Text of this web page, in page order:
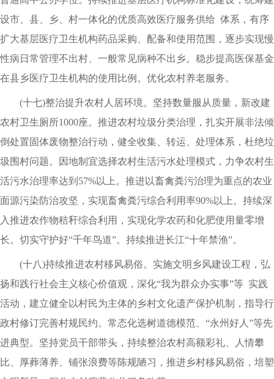
设市、县、乡、村一体化的优质高效医疗服务供给 体系，有序
扩大基层医疗卫生机构药品采购、配备和使用范围，逐步实现慢
性病日常管理不出村、一般常见病种不出乡。稳步提高医保基金
在县乡医疗卫生机构的使用比例。优化农村养老服务。
(十七)整治提升农村人居环境。坚持数量服从质量，新改建
农村卫生厕所1000座。推进农村垃圾分类治理，扎实开展非法倾
倒处置固体废物整治行动，健全收集、转运、处理体系，杜绝垃
圾围村问题。因地制宜选择农村生活污水处理模式，力争农村生
活污水治理率达到57%以上。推进以畜禽粪污治理为重点的农业
面源污染防治攻坚，实现畜禽粪污综合利用率90%以上。持续深
入推进农作物秸秆综合利用，实现化学农药和化肥使用量零增
长。切实守护好“千年鸟道”。持续推进长江“十年禁渔”。
(十八)持续推进农村移风易俗。实施文明乡风建设工程，弘
扬和践行社会主义核心价值观，深化“我为群众办实事”等 实践
活动，建立健全以村民为主体的乡村文化遗产保护机制，指导行
政村修订完善村规民约。常态化选树道德模范、“永州好人”等先
进典型。坚持党员干部带头，持续整治农村高额彩礼、人情攀
比、厚葬薄养、铺张浪费等陈规陋习，推进乡村移风易俗，培塑